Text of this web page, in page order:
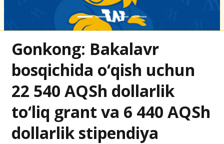
Gonkong: Bakalavr
bosqichida o‘qish uchun
22 540 AQSh dollarlik
to‘liq grant va 6 440 AQSh
dollarlik stipendiya